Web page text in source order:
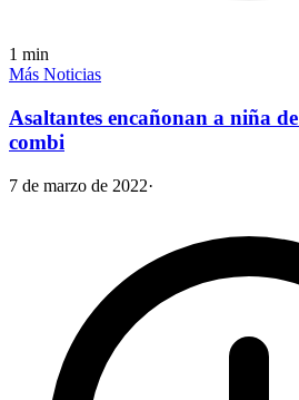
1 min
Más Noticias
Asaltantes encañonan a niña
combi
7 de marzo de 2022·